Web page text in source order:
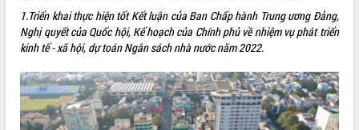
1.Triển khai thực hiện tốt Kết luận của Ban Chấp hành Trung ương Đảng,
Nghị quyết của Quốc hội, Kế hoạch của Chính phủ về nhiệm vụ phát triển
kinh tế - xã hội, dự toán Ngân sách nhà nước năm 2022.